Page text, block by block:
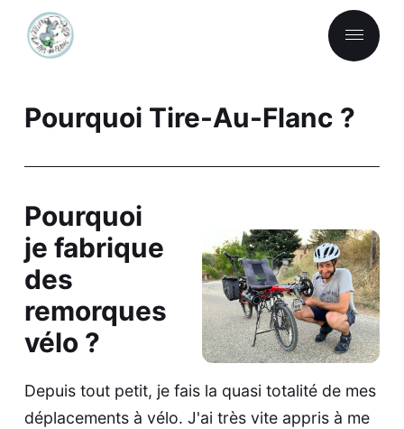
Pourquoi Tire-Au-Flanc ?
Pourquoi
je fabrique
des
remorques
vélo ?
Depuis tout petit, je fais la quasi totalité de mes
déplacements à vélo. J'ai très vite appris à me